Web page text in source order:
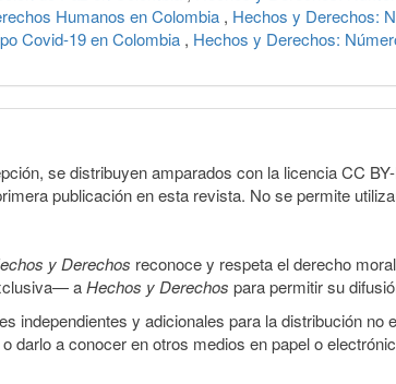
Humanos en Colombia , Hechos y Derechos:
Covid-19 en Colombia , Hechos y Derechos:
se distribuyen amparados con la licencia CC
publicación en esta revista. No se permite
y Derechos reconoce y respeta el derecho
aHechos y Derechos para permitir su
independientes y adicionales para la distribución
darlo a conocer en otros medios en papel o